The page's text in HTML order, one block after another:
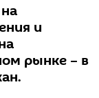
и
рынке – в